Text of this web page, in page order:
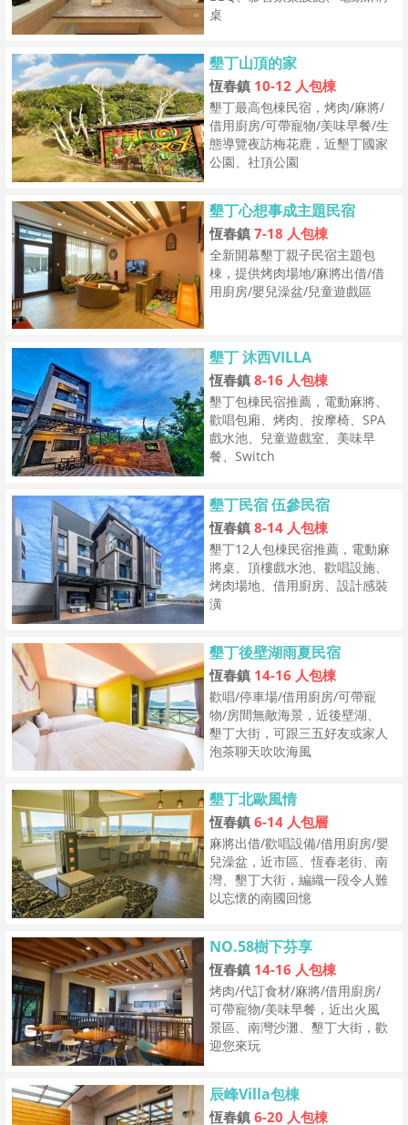
桌
墾丁山頂的家
恆春鎮 10-12 人包棟
墾丁最高包棟民宿，烤肉/麻將/
借用廚房/可帶寵物/美味早餐/生
態導覽夜訪梅花鹿，近墾丁國家
公園、社頂公園
墾丁心想事成主題民宿
恆春鎮 7-18 人包棟
全新開幕墾丁親子民宿主題包
棟，提供烤肉場地/麻將出借/借
用廚房/嬰兒澡盆/兒童遊戲區
墾丁 沐西VILLA
恆春鎮 8-16 人包棟
墾丁包棟民宿推薦，電動麻將、
歡唱包廂、烤肉、按摩椅、SPA
戲水池、兒童遊戲室、美味早
餐、Switch
墾丁民宿 伍參民宿
恆春鎮 8-14 人包棟
墾丁12人包棟民宿推薦，電動麻
將桌、頂樓戲水池、歡唱設施、
烤肉場地、借用廚房、設計感裝
潢
墾丁後壁湖雨夏民宿
恆春鎮 14-16 人包棟
歡唱/停車場/借用廚房/可帶寵
物/房間無敵海景，近後壁湖、
墾丁大街，可跟三五好友或家人
泡茶聊天吹吹海風
墾丁北歐風情
恆春鎮 6-14 人包層
麻將出借/歡唱設備/借用廚房/嬰
兒澡盆，近市區、恆春老街、南
灣、墾丁大街，編織一段令人難
以忘懷的南國回憶
NO.58樹下芬享
恆春鎮 14-16 人包棟
烤肉/代訂食材/麻將/借用廚房/
可帶寵物/美味早餐，近出火風
景區、南灣沙灘、墾丁大街，歡
迎您來玩
辰峰Villa包棟
恆春鎮 6-20 人包棟